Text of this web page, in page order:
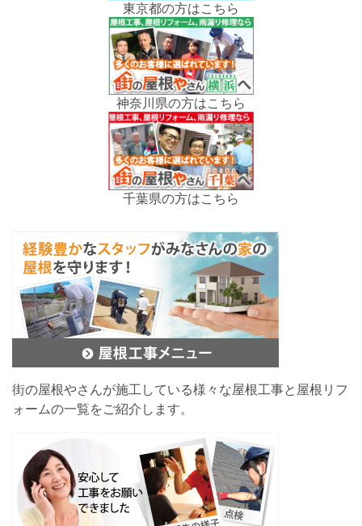
東京都の方はこちら
神奈川県の方はこちら
千葉県の方はこちら
街の屋根やさんが施工している様々な屋根工事と屋根リフ
ォームの一覧をご紹介します。